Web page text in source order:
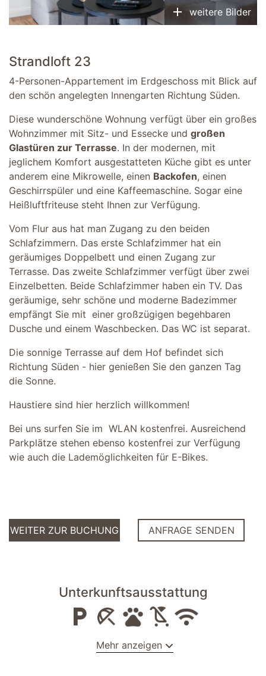
add weitere Bilder
Strandloft 23
4-Personen-Appartement im Erdgeschoss mit Blick auf
den schön angelegten Innengarten Richtung Süden.
Diese wunderschöne Wohnung verfügt über ein großes
Wohnzimmer mit Sitz- und Essecke und großen
Glastüren zur Terrasse. In der modernen, mit
jeglichem Komfort ausgestatteten Küche gibt es unter
anderem eine Mikrowelle, einen Backofen, einen
Geschirrspüler und eine Kaffeemaschine. Sogar eine
Heißluftfriteuse steht Ihnen zur Verfügung.
Vom Flur aus hat man Zugang zu den beiden
Schlafzimmern. Das erste Schlafzimmer hat ein
geräumiges Doppelbett und einen Zugang zur
Terrasse. Das zweite Schlafzimmer verfügt über zwei
Einzelbetten. Beide Schlafzimmer haben ein TV. Das
geräumige, sehr schöne und moderne Badezimmer
empfängt Sie mit einer großzügigen begehbaren
Dusche und einem Waschbecken. Das WC ist separat.
Die sonnige Terrasse auf dem Hof befindet sich
Richtung Süden - hier genießen Sie den ganzen Tag
die Sonne.
Haustiere sind hier herzlich willkommen!
Bei uns surfen Sie im WLAN kostenfrei. Ausreichend
Parkplätze stehen ebenso kostenfrei zur Verfügung
wie auch die Lademöglichkeiten für E-Bikes.
WEITER ZUR BUCHUNG ANFRAGE SENDEN
Unterkunftsausstattung
Mehr anzeigen